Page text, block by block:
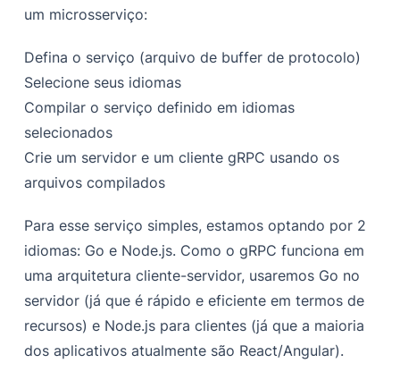
um microsserviço:
Defina o serviço (arquivo de buffer de protocolo)
Selecione seus idiomas
Compilar o serviço definido em idiomas
selecionados
Crie um servidor e um cliente gRPC usando os
arquivos compilados
Para esse serviço simples, estamos optando por 2
idiomas: Go e Node.js. Como o gRPC funciona em
uma arquitetura cliente-servidor, usaremos Go no
servidor (já que é rápido e eficiente em termos de
recursos) e Node.js para clientes (já que a maioria
dos aplicativos atualmente são React/Angular).